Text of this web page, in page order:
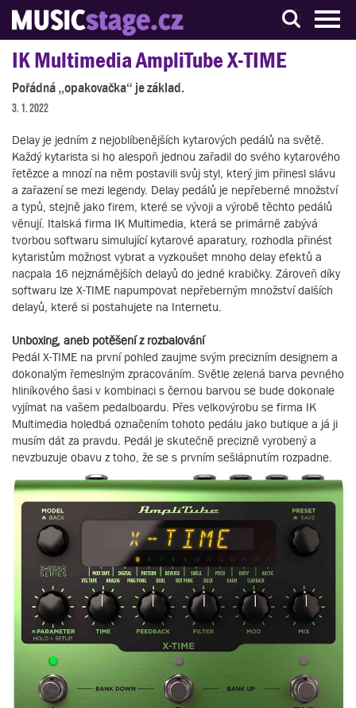
S muzikanty pro muzikanty
IK Multimedia AmpliTube X-TIME
Pořádná „opakovačka“ je základ.
3. 1. 2022
Delay je jedním z nejoblíbenějších kytarových pedálů na světě.
Každý kytarista si ho alespoň jednou zařadil do svého kytarového
řetězce a mnozí na něm postavili svůj styl, který jim přinesl slávu
a zařazení se mezi legendy. Delay pedálů je nepřeberné množství
a typů, stejně jako firem, které se vývoji a výrobě těchto pedálů
věnují. Italská firma IK Multimedia, která se primárně zabývá
tvorbou softwaru simulující kytarové aparatury, rozhodla přinést
kytaristům možnost vybrat a vyzkoušet mnoho delay efektů a
nacpala 16 nejznámějších delayů do jedné krabičky. Zároveň díky
softwaru lze X-TIME napumpovat nepřeberným množství dalších
delayů, které si postahujete na Internetu.
Unboxing, aneb potěšení z rozbalování
Pedál X-TIME na první pohled zaujme svým precizním designem a
dokonalým řemeslným zpracováním. Světle zelená barva pevného
hliníkového šasi v kombinaci s černou barvou se bude dokonale
vyjímat na vašem pedalboardu. Přes velkovýrobu se firma IK
Multimedia holedbá označením tohoto pedálu jako butique a já ji
musím dát za pravdu. Pedál je skutečně precizně vyrobený a
nevzbuzuje obavu z toho, že se s prvním sešlápnutím rozpadne.